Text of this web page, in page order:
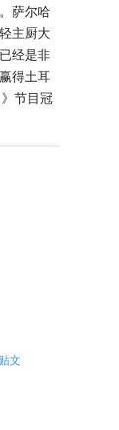
萨尔哈
主厨大
经是非
得土耳
节目冠
文